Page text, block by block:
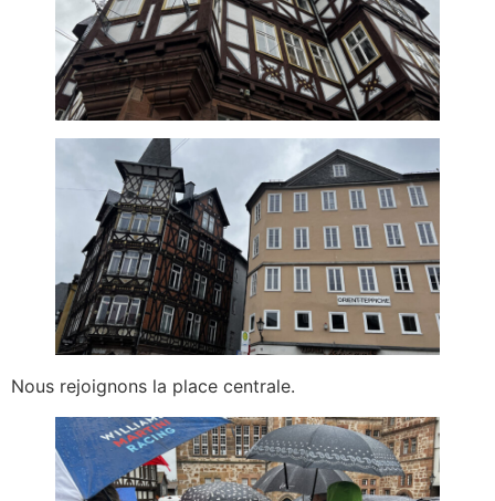
Nous rejoignons la place centrale.